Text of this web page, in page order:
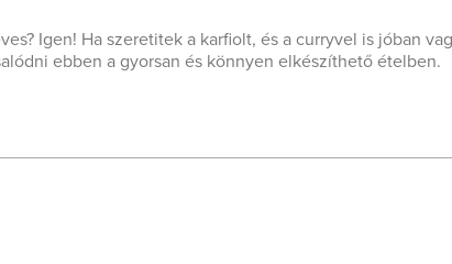
Igen! Ha szeretitek a karfiolt, és a curryvel is jóban
ebben a gyorsan és könnyen elkészíthető ételben.